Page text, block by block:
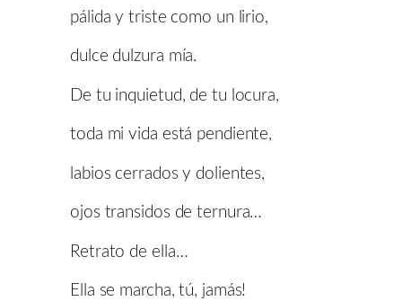
pálida y triste como un lirio,
dulce dulzura mía.
De tu inquietud, de tu locura,
toda mi vida está pendiente,
labios cerrados y dolientes,
ojos transidos de ternura…
Retrato de ella…
Ella se marcha, tú, jamás!